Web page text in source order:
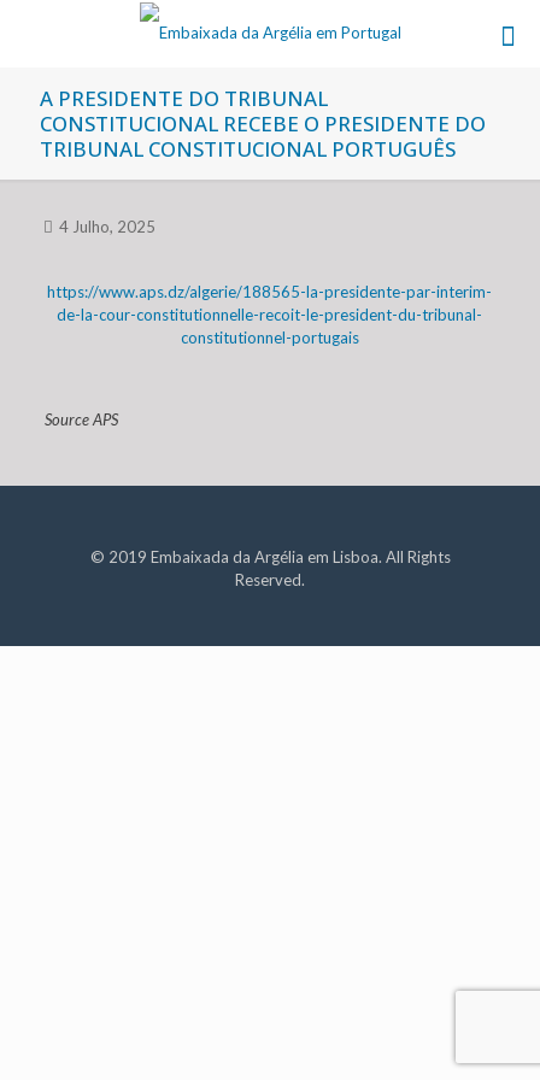
A PRESIDENTE DO TRIBUNAL
CONSTITUCIONAL RECEBE O PRESIDENTE DO
TRIBUNAL CONSTITUCIONAL PORTUGUÊS
4 Julho, 2025
https://www.aps.dz/algerie/188565-la-presidente-par-interim-
de-la-cour-constitutionnelle-recoit-le-president-du-tribunal-
constitutionnel-portugais
Source APS
© 2019 Embaixada da Argélia em Lisboa. All Rights
Reserved.